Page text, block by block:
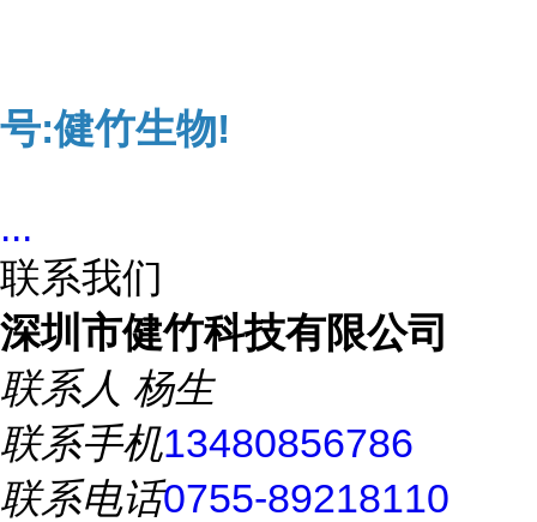
号:健竹生物!
...
联系我们
深圳市健竹科技有限公司
联系人 杨生
联系手机13480856786
联系电话0755-89218110